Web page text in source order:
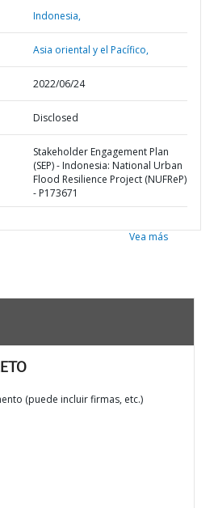
Indonesia,
Asia oriental y el Pacífico,
2022/06/24
Disclosed
Stakeholder Engagement Plan
(SEP) - Indonesia: National Urban
Flood Resilience Project (NUFReP)
- P173671
Vea más
(puede incluir firmas, etc.)